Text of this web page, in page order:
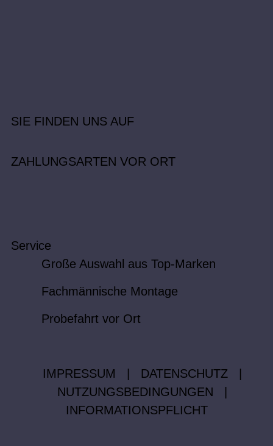
SIE FINDEN UNS AUF
ZAHLUNGSARTEN VOR ORT
Service
Große Auswahl aus Top-Marken
Fachmännische Montage
Probefahrt vor Ort
IMPRESSUM DATENSCHUTZ
NUTZUNGSBEDINGUNGEN
INFORMATIONSPFLICHT